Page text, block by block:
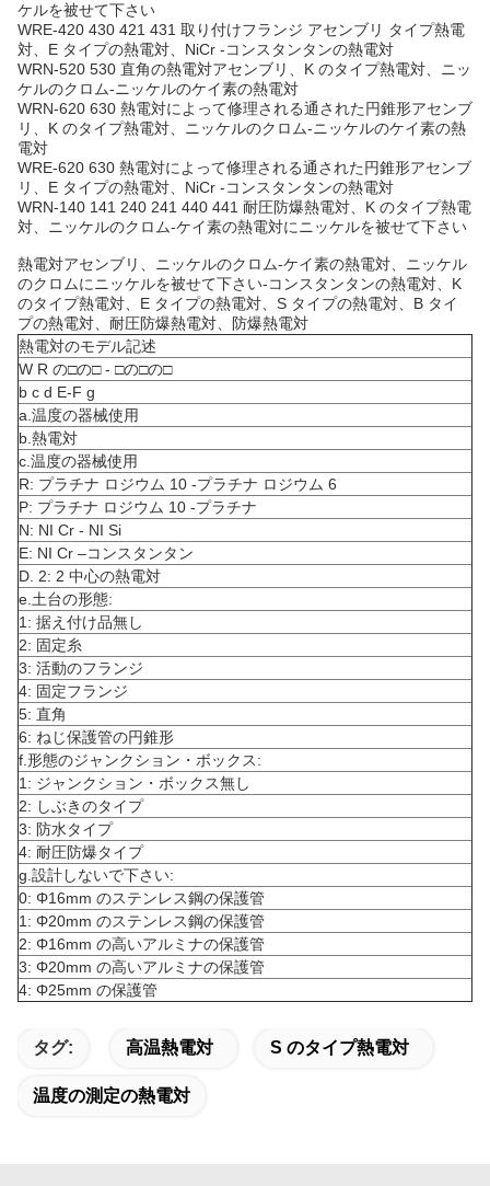
ケルを被せて下さい
WRE-420 430 421 431 取り付けフランジ アセンブリ タイプ熱電
対、E タイプの熱電対、NiCr -コンスタンタンの熱電対
WRN-520 530 直角の熱電対アセンブリ、K のタイプ熱電対、ニッ
ケルのクロム-ニッケルのケイ素の熱電対
WRN-620 630 熱電対によって修理される通された円錐形アセンブ
リ、K のタイプ熱電対、ニッケルのクロム-ニッケルのケイ素の熱
電対
WRE-620 630 熱電対によって修理される通された円錐形アセンブ
リ、E タイプの熱電対、NiCr -コンスタンタンの熱電対
WRN-140 141 240 241 440 441 耐圧防爆熱電対、K のタイプ熱電
対、ニッケルのクロム-ケイ素の熱電対にニッケルを被せて下さい
熱電対アセンブリ、ニッケルのクロム-ケイ素の熱電対、ニッケル
のクロムにニッケルを被せて下さい-コンスタンタンの熱電対、K
のタイプ熱電対、E タイプの熱電対、S タイプの熱電対、B タイ
プの熱電対、耐圧防爆熱電対、防爆熱電対
熱電対のモデル記述
W R の□の□ - □の□の□
b c d E-F g
a.温度の器械使用
b.熱電対
c.温度の器械使用
R: プラチナ ロジウム 10 -プラチナ ロジウム 6
P: プラチナ ロジウム 10 -プラチナ
N: NI Cr - NI Si
E: NI Cr –コンスタンタン
D. 2: 2 中心の熱電対
e.土台の形態:
1: 据え付け品無し
2: 固定糸
3: 活動のフランジ
4: 固定フランジ
5: 直角
6: ねじ保護管の円錐形
f.形態のジャンクション・ボックス:
1: ジャンクション・ボックス無し
2: しぶきのタイプ
3: 防水タイプ
4: 耐圧防爆タイプ
g.設計しないで下さい:
0: Φ16mm のステンレス鋼の保護管
1: Φ20mm のステンレス鋼の保護管
2: Φ16mm の高いアルミナの保護管
3: Φ20mm の高いアルミナの保護管
4: Φ25mm の保護管
タグ: 高温熱電対 S のタイプ熱電対
温度の測定の熱電対